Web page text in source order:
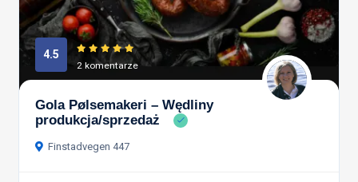
4.5
2 komentarze
Gola Pølsemakeri – Wędliny
produkcja/sprzedaż
Finstadvegen 447